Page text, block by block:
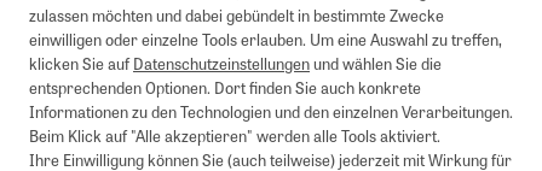
zulassen möchten und dabei gebündelt in bestimmte Zwecke
einwilligen oder einzelne Tools erlauben. Um eine Auswahl zu treffen,
klicken Sie aufDatenschutzeinstellungenund wählen Sie die
entsprechenden Optionen. Dort finden Sie auch konkrete
Informationen zu den Technologien und den einzelnen Verarbeitungen.
Beim Klick auf "Alle akzeptieren" werden alle Tools aktiviert.
Ihre Einwilligung können Sie (auch teilweise) jederzeit mit Wirkung für